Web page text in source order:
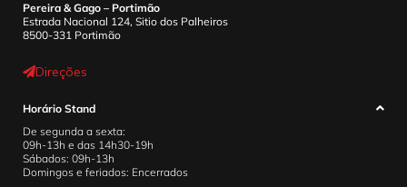
Pereira & Gago – Portimão
Estrada Nacional 124, Sitio dos Palheiros
8500-331 Portimão
Direções
Horário Stand
De segunda a sexta:
09h-13h e das 14h30-19h
Sábados: 09h-13h
Domingos e feriados: Encerrados